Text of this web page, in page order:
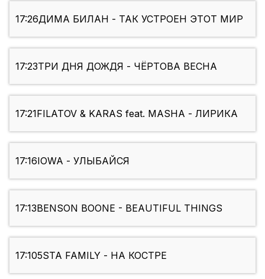
17:26ДИМА БИЛАН - ТАК УСТРОЕН ЭТОТ МИР
17:23ТРИ ДНЯ ДОЖДЯ - ЧЁРТОВА ВЕСНА
17:21FILATOV & KARAS feat. MASHA - ЛИРИКА
17:16IOWA - УЛЫБАЙСЯ
17:13BENSON BOONE - BEAUTIFUL THINGS
17:105STA FAMILY - НА КОСТРЕ